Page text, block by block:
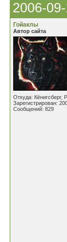
2006-
Гойаклы
Автор сайта
Откуда: Кёнигсберг,
Зарегистрирован:
Сообщений: 829